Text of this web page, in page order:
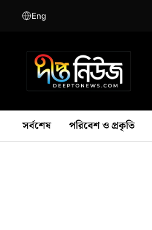
Eng
সর্বশেষ পরিবেশ ও প্রকৃতি